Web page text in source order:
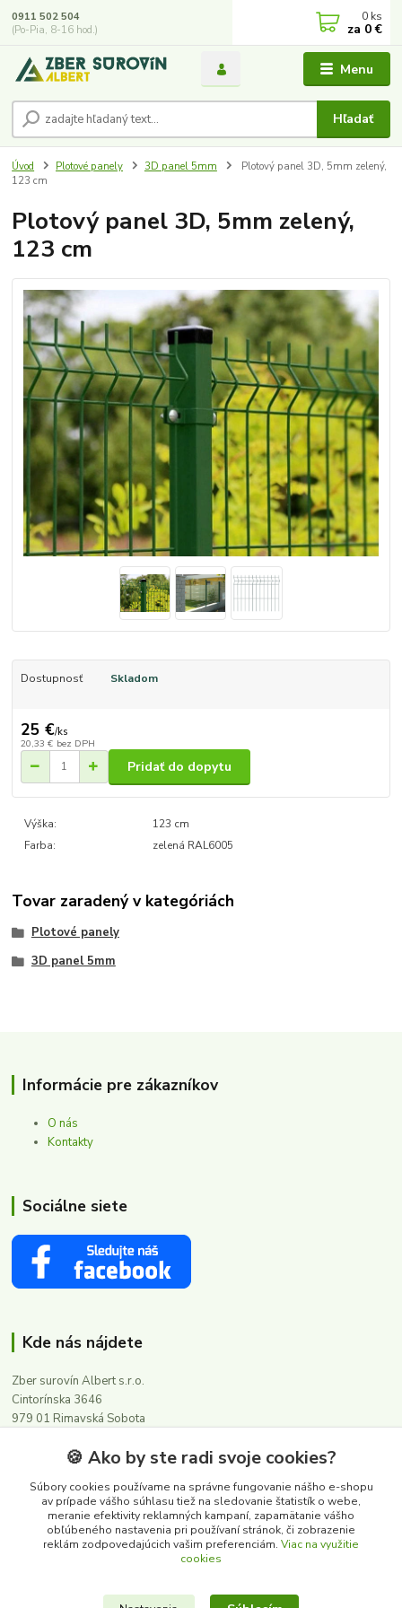
Menu
Hľadať
0911 502 504
(Po-Pia, 8-16 hod.)
0 ks
za 0 €
Úvod Plotové panely 3D panel 5mm
Plotový panel 3D, 5mm zelený,
123 cm
Plotový panel 3D, 5mm zelený,
123 cm
Dostupnosť Skladom
25 €/ks
20,33 € bez DPH
Pridať do dopytu
Výška:
123 cm
Farba:
zelená RAL6005
Tovar zaradený v kategóriách
Plotové panely
3D panel 5mm
Informácie pre zákazníkov
O nás
Kontakty
Sociálne siete
Kde nás nájdete
Zber surovín Albert s.r.o.
Cintorínska 3646
979 01 Rimavská Sobota
Kontakty
0911 502 504
(Po-Pia, 8-16 hod.)
🍪 Ako by ste radi svoje cookies?
Súbory cookies používame na správne fungovanie nášho e-shopu
av prípade vášho súhlasu tiež na sledovanie štatistík o webe,
meranie efektivity reklamných kampaní, zapamätanie vášho
obľúbeného nastavenia pri používaní stránok, či zobrazenie
reklám zodpovedajúcich vašim preferenciám. Viac na využitie
cookies